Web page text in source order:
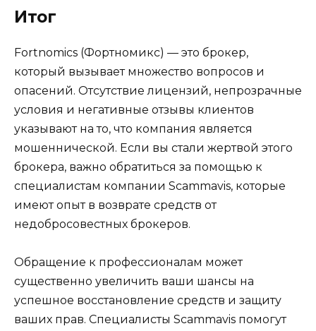
Итог
Fortnomics (Фортномикс) — это брокер,
который вызывает множество вопросов и
опасений. Отсутствие лицензий, непрозрачные
условия и негативные отзывы клиентов
указывают на то, что компания является
мошеннической. Если вы стали жертвой этого
брокера, важно обратиться за помощью к
специалистам компании Scammavis, которые
имеют опыт в возврате средств от
недобросовестных брокеров.
Обращение к профессионалам может
существенно увеличить ваши шансы на
успешное восстановление средств и защиту
ваших прав. Специалисты Scammavis помогут